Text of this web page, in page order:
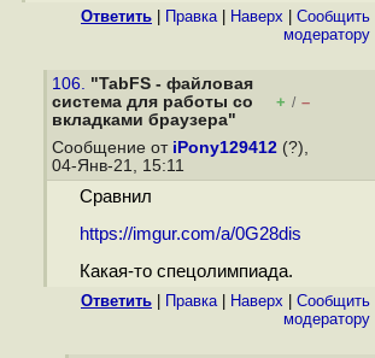
Ответить Правка| Наверх
Cообщить
модератору
106. "TabFS - файловая
система для работы со
вкладками браузера"
+ / –
Сообщение от iPony129412 (?),
04-Янв-21, 15:11
Сравнил
https://imgur.com/a/0G28dis
Какая-то спецолимпиада.
Ответить Правка| Наверх
Cообщить
модератору